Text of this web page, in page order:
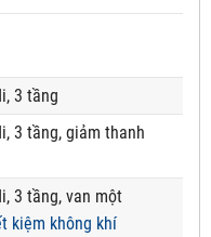
3 tầng
3 tầng, giảm thanh
3 tầng, van một
kiệm không khí